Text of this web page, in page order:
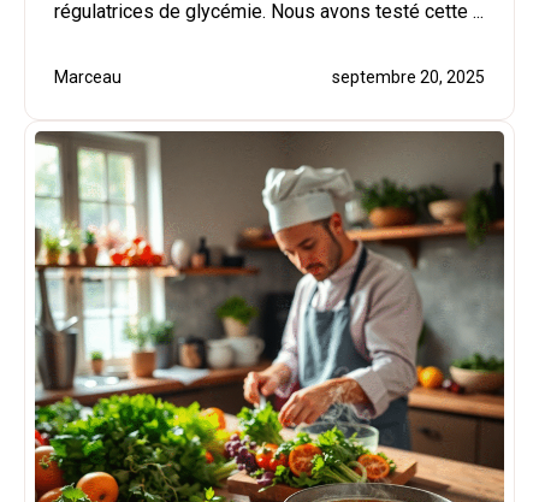
régulatrices de glycémie. Nous avons testé cette ...
Marceau septembre 20, 2025